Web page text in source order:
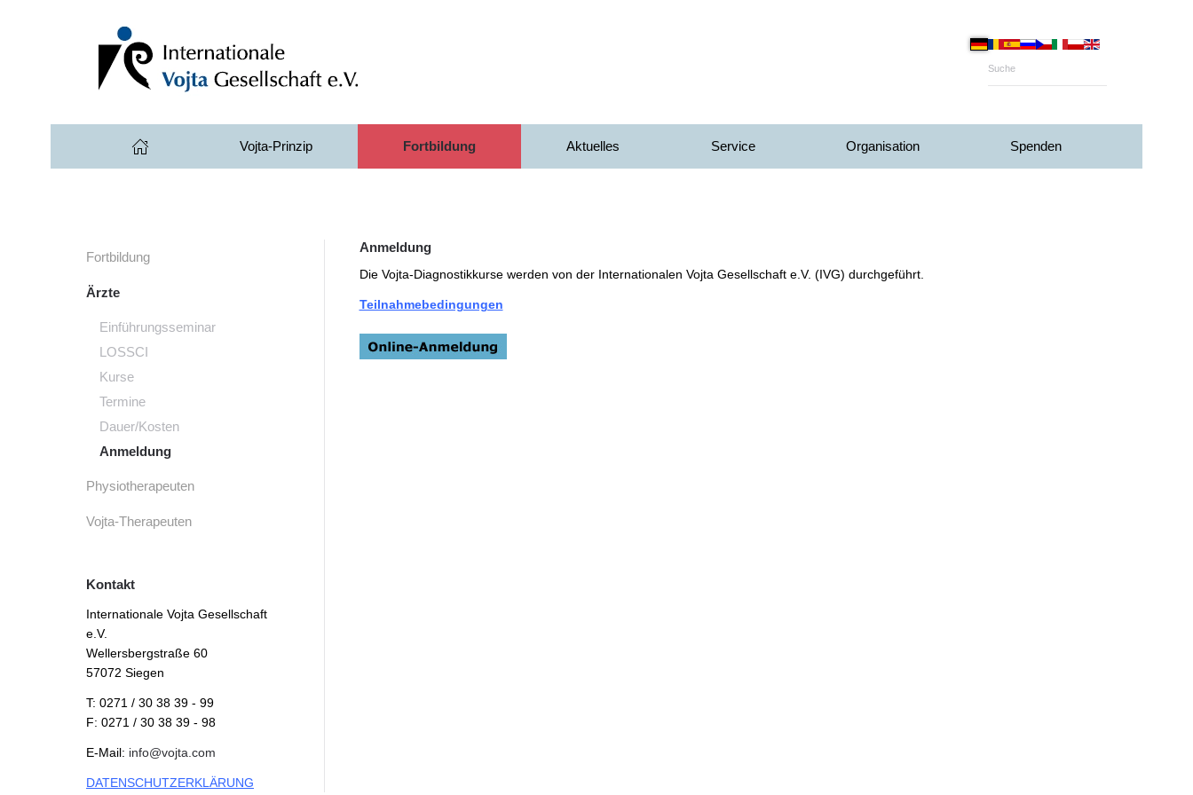
Zum Hauptinhalt springen
Vojta-Prinzip Fortbildung Aktuelles Service Organisation Spenden
Anmeldung
Die Vojta-Diagnostikkurse werden von der Internationalen Vojta Gesellschaft e.V. (IVG) durchgeführt.
Teilnahmebedingungen
Fortbildung
Ärzte
Einführungsseminar
LOSSCI
Kurse
Termine
Dauer/Kosten
Anmeldung
Physiotherapeuten
Vojta-Therapeuten
Kontakt
Internationale Vojta Gesellschaft
e.V.
Wellersbergstraße 60
57072 Siegen
T: 0271 / 30 38 39 - 99
F: 0271 / 30 38 39 - 98
E-Mail: info@vojta.com
DATENSCHUTZERKLÄRUNG